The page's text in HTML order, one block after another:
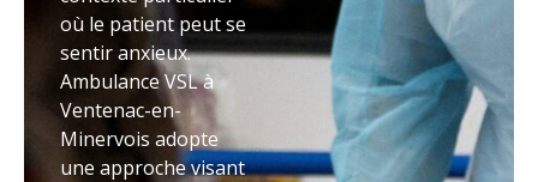
où le patient peut se
sentir anxieux.
Ambulance VSL à
Ventenac-en-
Minervois adopte
une approche visant